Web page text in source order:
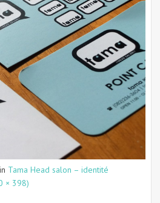
in Tama Head salon – identité
× 398)